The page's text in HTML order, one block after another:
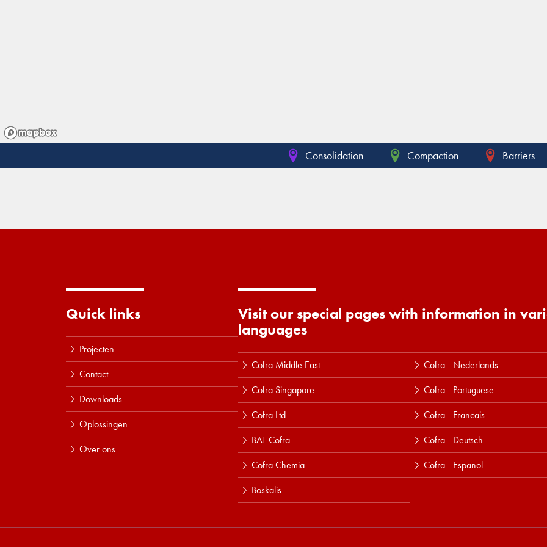
Consolidation Compaction Barriers
Quick links
Projecten
Contact
Downloads
Oplossingen
Over ons
Visit our special pages with information in
languages
Cofra Middle East
Cofra Singapore
Cofra Ltd
BAT Cofra
Cofra Chemia
Boskalis
Cofra - Nederlands
Cofra - Portuguese
Cofra - Francais
Cofra - Deutsch
Cofra - Espanol